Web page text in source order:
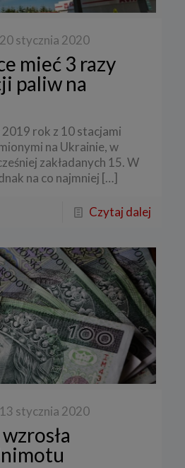
20 stycznia 2020
mieć 3 razy
paliw na
2019 rok z 10 stacjami
na Ukrainie, w
zakładanych 15. W
na co najmniej […]
Czytaj dalej
13 stycznia 2020